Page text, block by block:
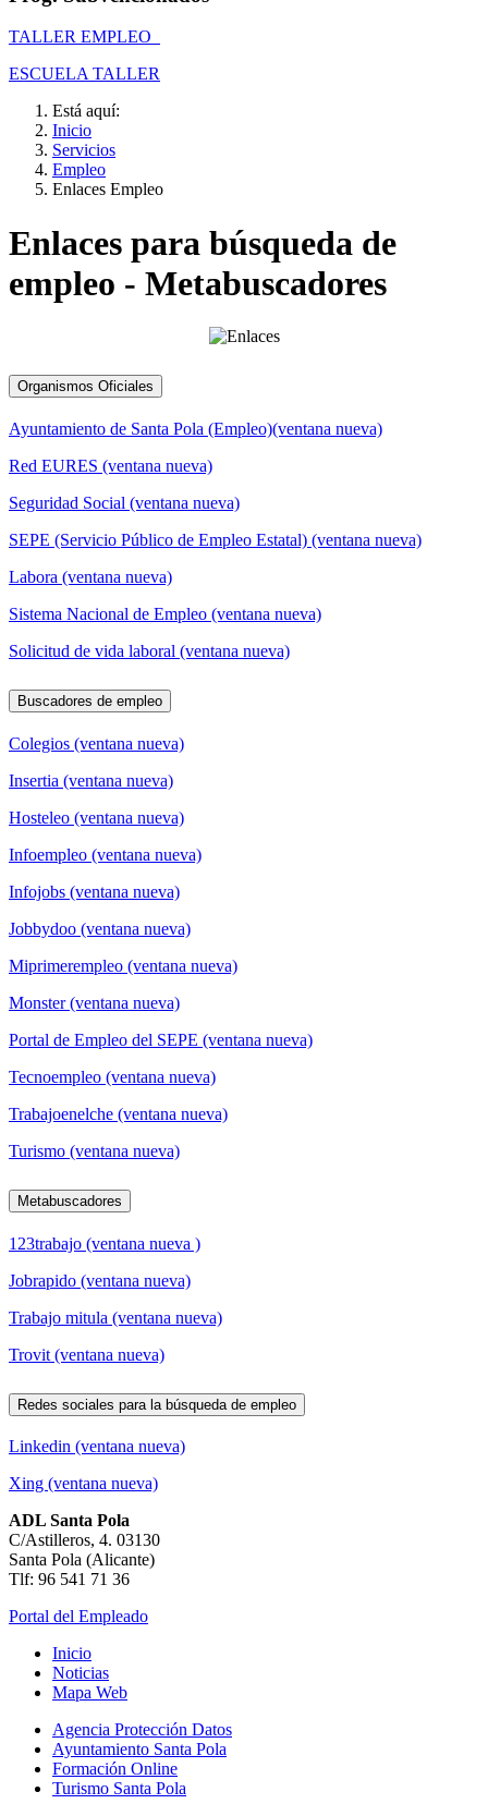
TALLER EMPLEO
ESCUELA TALLER
Está aquí:
Inicio
Servicios
Empleo
Enlaces Empleo
Enlaces para búsqueda de
empleo - Metabuscadores
Organismos Oficiales
Ayuntamiento de Santa Pola (Empleo)(ventana nueva)
Red EURES (ventana nueva)
Seguridad Social (ventana nueva)
SEPE (Servicio Público de Empleo Estatal) (ventana nueva)
Labora (ventana nueva)
Sistema Nacional de Empleo (ventana nueva)
Solicitud de vida laboral (ventana nueva)
Buscadores de empleo
Colegios (ventana nueva)
Insertia (ventana nueva)
Hosteleo (ventana nueva)
Infoempleo (ventana nueva)
Infojobs (ventana nueva)
Jobbydoo (ventana nueva)
Miprimerempleo (ventana nueva)
Monster (ventana nueva)
Portal de Empleo del SEPE (ventana nueva)
Tecnoempleo (ventana nueva)
Trabajoenelche (ventana nueva)
Turismo (ventana nueva)
Metabuscadores
123trabajo (ventana nueva )
Jobrapido (ventana nueva)
Trabajo mitula (ventana nueva)
Trovit (ventana nueva)
Redes sociales para la búsqueda de empleo
Linkedin (ventana nueva)
Xing (ventana nueva)
ADL Santa Pola
C/Astilleros, 4. 03130
Santa Pola (Alicante)
Tlf: 96 541 71 36
Portal del Empleado
Inicio
Noticias
Mapa Web
Agencia Protección Datos
Ayuntamiento Santa Pola
Formación Online
Turismo Santa Pola